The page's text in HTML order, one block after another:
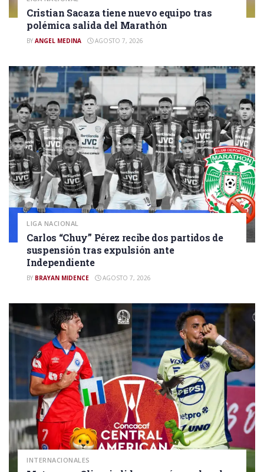
Cristian Sacaza tiene nuevo equipo tras
polémica salida del Marathón
BY ANGEL MEDINA AGOSTO 7, 2026
LIGA NACIONAL
Carlos “Chuy” Pérez recibe dos partidos de
suspensión tras expulsión ante
Independiente
BY BRAYAN MIDENCE AGOSTO 7, 2026
INTERNACIONALES